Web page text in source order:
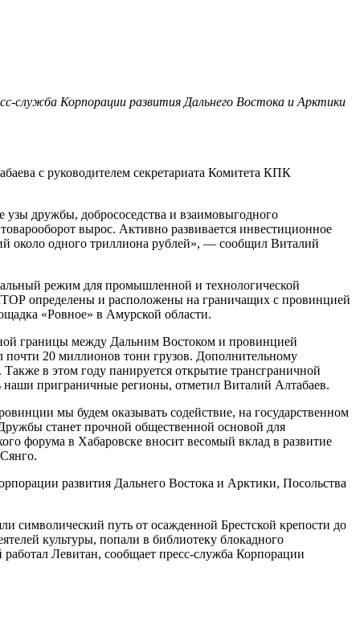
служба Корпорации развития Дальнего Востока и Арктики
с руководителем секретариата Комитета КПК
дружбы, добрососедства и взаимовыгодного
вырос. Активно развивается инвестиционное
около одного триллиона рублей», — сообщил Виталий
режим для промышленной и технологической
определены и расположены на граничащих с провинцией
«Ровное» в Амурской области.
границы между Дальним Востоком и провинцией
почти 20 миллионов тонн грузов. Дополнительному
в этом году панируется открытие трансграничной
приграничные регионы, отметил Виталий Алтабаев.
мы будем оказывать содействие, на государственном
станет прочной общественной основой для
форума в Хабаровске вносит весомый вклад в развитие
развития Дальнего Востока и Арктики, Посольства
символический путь от осажденной Брестской крепости до
культуры, попали в библиотеку блокадного
Левитан, сообщает пресс-служба Корпорации